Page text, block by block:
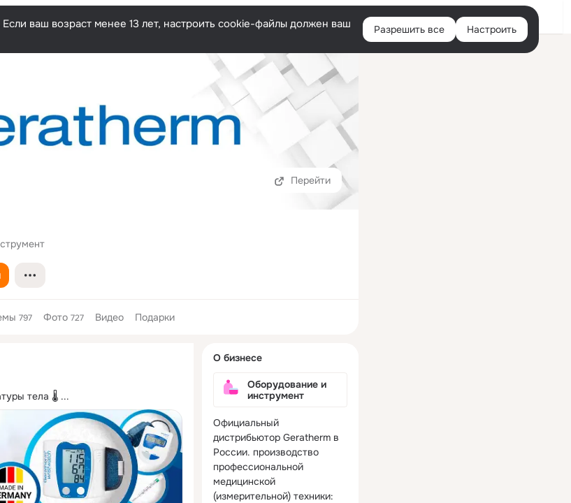
Войти
ваш возраст менее 13 лет, настроить cookie-файлы должен ваш
Разрешить все Настроить
Перейти
797 Фото 727 Видео Подарки
тела 🌡 ...
колонка
О бизнесе
Оборудование и
инструмент
Официальный
дистрибьютор Geratherm в
России. производство
профессиональной
медицинской
(измерительной) техники: